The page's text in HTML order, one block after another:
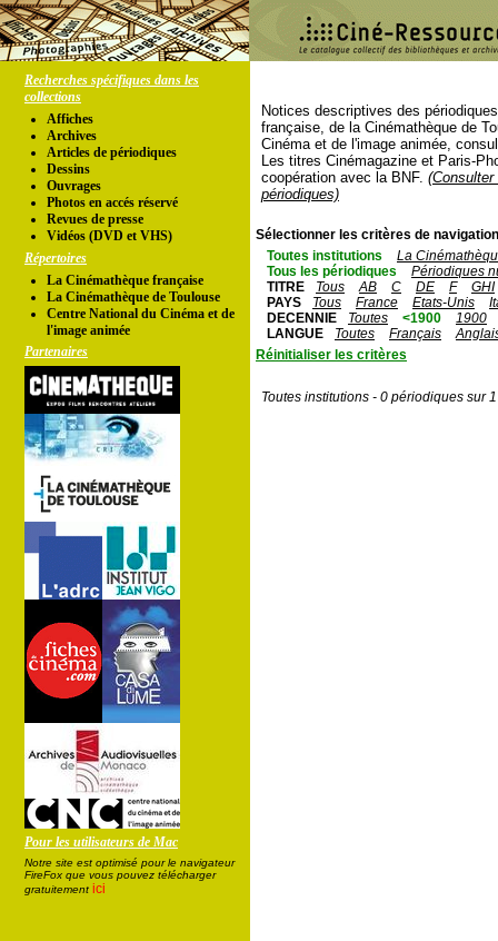
Recherches spécifiques dans les
collections
Affiches
Archives
Articles de périodiques
Dessins
Ouvrages
Photos en accés réservé
Revues de presse
Vidéos (DVD et VHS)
Répertoires
La Cinémathèque française
La Cinémathèque de Toulouse
Centre National du Cinéma et de
l'image animée
Partenaires
Pour les utilisateurs de Mac
Notre site est optimisé pour le navigateur
FireFox que vous pouvez télécharger
gratuitement ici
Notices descriptives des
française, de la Cinémathèque de
Cinéma et de l'image animée,
Les titres Cinémagazine et Paris-
coopération avec la BNF.
périodiques)
Sélectionner les critères de
Toutes institutions
La
Tous les périodiques
Périodiques
TITRE
Tous AB C DE F
GHI
PAYS
Tous France Etats-Unis
DECENNIE
Toutes <1900
1900
LANGUE
Toutes Français
Réinitialiser les critères
Toutes institutions - 0 périodiques sur